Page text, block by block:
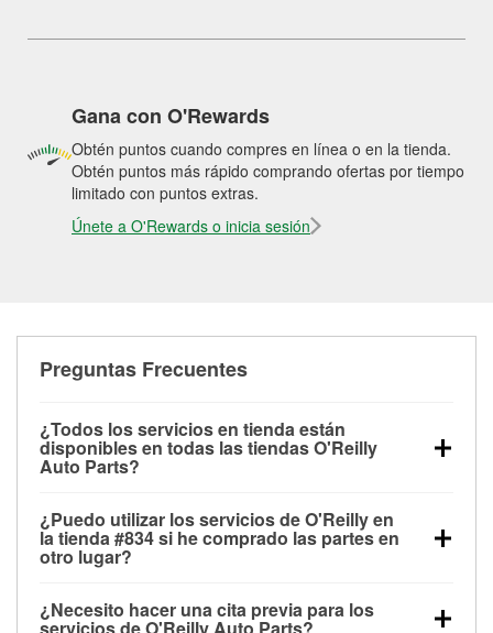
Gana con O'Rewards
Obtén puntos cuando compres en línea o en la tienda.
Obtén puntos más rápido comprando ofertas por tiempo
limitado con puntos extras.
Únete a O'Rewards o inicia sesión
Preguntas Frecuentes
¿Todos los servicios en tienda están
disponibles en todas las tiendas O'Reilly
Auto Parts?
las pruebas de batería, pruebas de alternador y
motor de arranque, revisión de la luz “Check Engine”
con O'Reilly VeriScan® e instalación de
limpiaparabrisas o bombillas, están disponibles en
todas las tiendas O'Reilly Auto Parts. La tienda
¿Puedo utilizar los servicios de O'Reilly en
la tienda #834 si he comprado las partes en
otro lugar?
de O'Reilly Auto Parts que estén disponibles en la
¿Necesito hacer una cita previa para los